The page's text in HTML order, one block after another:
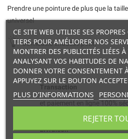
Prendre une pointure de plus que la
universel
Ce modèle chausse petit.
Transaction
et paiement en ligne 100%
Livraison
CE SITE WEB UTILISE SES
TIERS POUR AMÉLIORER NOS
MONTRER DES PUBLICITÉS LIÉES À
ANALYSANT VOS HABITUDES DE
DONNER VOTRE CONSENTEMENT
APPUYEZ SUR LE BOUTON
PLUS D'INFORMATIONS
REJETER